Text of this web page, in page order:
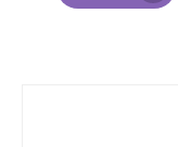
Email